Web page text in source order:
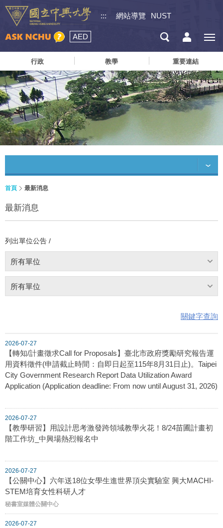
::: 網站導覽 NUST
AED
行政 教學 重要連結
首頁 最新消息
最新消息
列出單位公告 /
所有單位
所有單位
關鍵字查詢
2026-07-27
【轉知/計畫徵求Call for Proposals】臺北市政府獎勵研究報告運
用資料徵件(申請截止時間：自即日起至115年8月31日止)。Taipei
City Government Research Report Data Utilization Award
Application (Application deadline: From now until August 31, 2026)
2026-07-27
【教學研習】用設計思考激發跨領域教學火花！8/24苗圃計畫初
階工作坊_中興場熱烈報名中
2026-07-27
【公關中心】六年送18位女學生進世界頂尖實驗室 興大MACHI-
STEM培育女性科研人才
秘書室媒體公關中心
2026-07-27